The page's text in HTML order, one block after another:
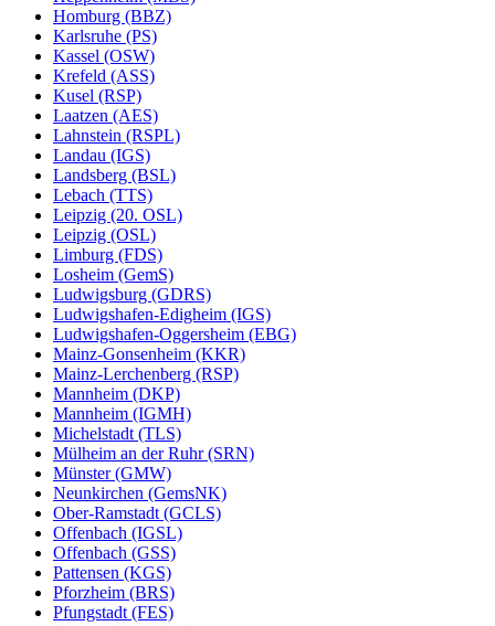
Homburg (BBZ)
Karlsruhe (PS)
Kassel (OSW)
Krefeld (ASS)
Kusel (RSP)
Laatzen (AES)
Lahnstein (RSPL)
Landau (IGS)
Landsberg (BSL)
Lebach (TTS)
Leipzig (20. OSL)
Leipzig (OSL)
Limburg (FDS)
Losheim (GemS)
Ludwigsburg (GDRS)
Ludwigshafen-Edigheim (IGS)
Ludwigshafen-Oggersheim (EBG)
Mainz-Gonsenheim (KKR)
Mainz-Lerchenberg (RSP)
Mannheim (DKP)
Mannheim (IGMH)
Michelstadt (TLS)
Mülheim an der Ruhr (SRN)
Münster (GMW)
Neunkirchen (GemsNK)
Ober-Ramstadt (GCLS)
Offenbach (IGSL)
Offenbach (GSS)
Pattensen (KGS)
Pforzheim (BRS)
Pfungstadt (FES)